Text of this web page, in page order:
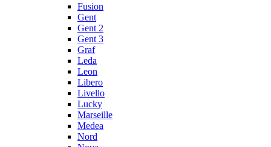
Fusion
Gent
Gent 2
Gent 3
Graf
Leda
Leon
Libero
Livello
Lucky
Marseille
Medea
Nord